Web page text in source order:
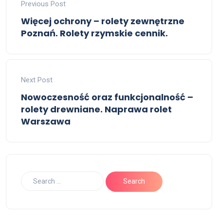
Previous Post
Więcej ochrony – rolety zewnętrzne
Poznań. Rolety rzymskie cennik.
Next Post
Nowoczesność oraz funkcjonalność –
rolety drewniane. Naprawa rolet
Warszawa